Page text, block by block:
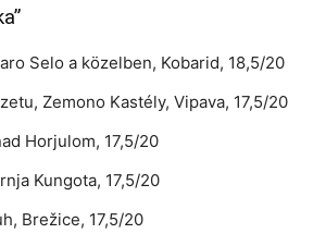
Selo a közelben, Kobarid, 18,5/20
Zemono Kastély, Vipava, 17,5/20
Horjulom, 17,5/20
Kungota, 17,5/20
Brežice, 17,5/20